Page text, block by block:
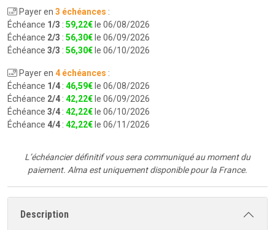
Payer en 3 échéances :
Échéance 1/3 : 59,22€ le 06/08/2026
Échéance 2/3 : 56,30€ le 06/09/2026
Échéance 3/3 : 56,30€ le 06/10/2026
Payer en 4 échéances :
Échéance 1/4 : 46,59€ le 06/08/2026
Échéance 2/4 : 42,22€ le 06/09/2026
Échéance 3/4 : 42,22€ le 06/10/2026
Échéance 4/4 : 42,22€ le 06/11/2026
L’échéancier définitif vous sera communiqué au moment du
paiement. Alma est uniquement disponible pour la France.
Description